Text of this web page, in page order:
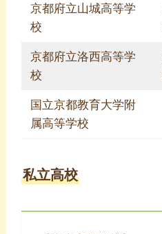
京都府立山城高等学
校
京都府立洛西高等学
校
国立京都教育大学附
属高等学校
私立高校